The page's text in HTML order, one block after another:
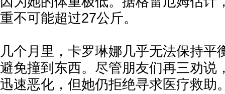
重不可能超过27公斤。
几个月里，卡罗琳娜几乎无法保持平
避免撞到东西。尽管朋友们再三劝说
迅速恶化，但她仍拒绝寻求医疗救助